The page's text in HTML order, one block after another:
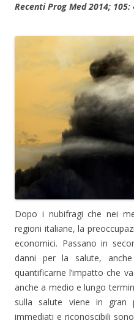
Recenti Prog Med 2014; 105:
Dopo i nubifragi che nei
regioni italiane, la
economici. Passano in
danni per la salute,
quantificarne l’impatto che
anche a medio e lungo
sulla salute viene in gran
immediati e riconoscibili